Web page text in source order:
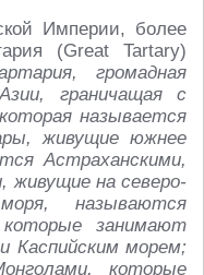
Империи, более
(Great Tartary)
громадная
граничащая с
называется
живущие южнее
Астраханскими,
живущие на северо-
называются
занимают
Каспийским морем;
которые